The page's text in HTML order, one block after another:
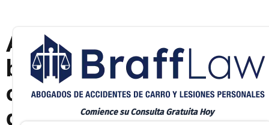
A
b
o
g
Comience su Consulta Gratuita Hoy